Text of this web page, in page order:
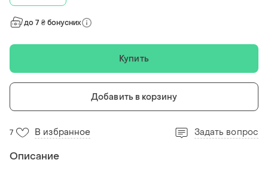
до 7 ₴ бонусних
Купить
Добавить в корзину
7 В избранное Задать вопрос
Описание